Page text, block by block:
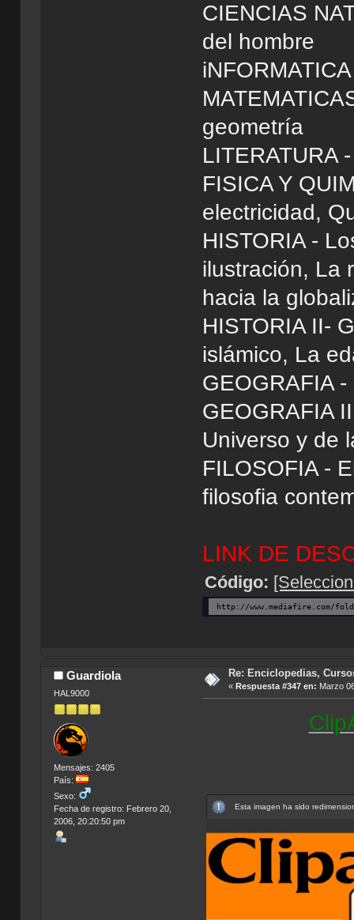
CIENCIAS
del hombre
geometría
LITERATURA
FISICA Y
electricidad,
HISTORIA -
ilustración, La
hacia la
HISTORIA II-
islámico, La
GEOGRAFIA
GEOGRAFIA
Universo y de
FILOSOFIA -
filosofia
LINK DE
Código:
http://www.mediafire.com/
Guardiola
HAL9000
Mensajes: 2405
País:
Sexo:
Fecha de registro: Febrero 20,
2006, 20:20:50 pm
Re: Enciclopedias,
« Respuesta #347 en: Marzo
Esta imagen ha sido